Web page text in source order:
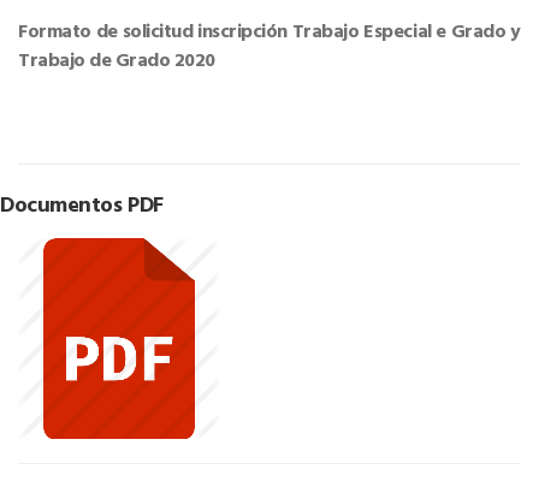
Formato de solicitud inscripción Trabajo Especial e Grado y
Trabajo de Grado 2020
Documentos PDF